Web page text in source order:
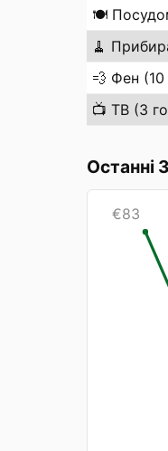
🍽️
🧹
💨 Фен (10
📺 ТВ (3
Останні
€83